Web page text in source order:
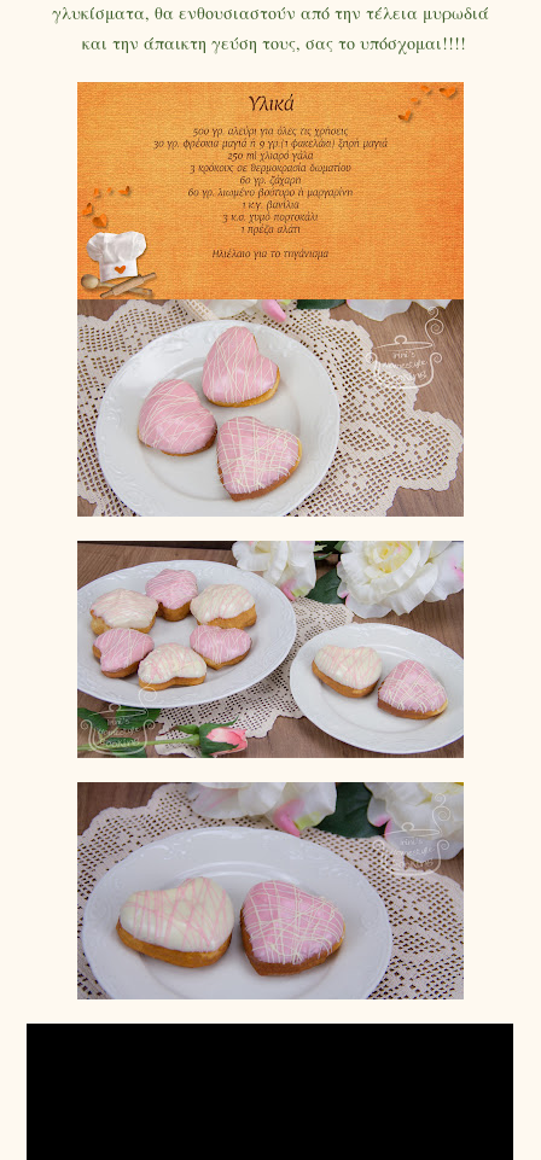
γλυκίσματα, θα ενθουσιαστούν από την τέλεια μυρωδιά
και την άπαικτη γεύση τους, σας το υπόσχομαι!!!!